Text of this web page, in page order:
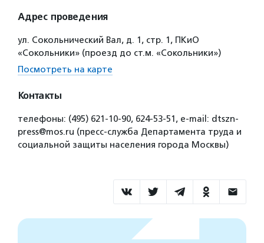
Адрес проведения
ул. Сокольнический Вал, д. 1, стр. 1, ПКиО
«Сокольники» (проезд до ст.м. «Сокольники»)
Посмотреть на карте
Контакты
телефоны: (495) 621-10-90, 624-53-51, е-mail: dtszn-
press@mos.ru (пресс-служба Департамента труда и
социальной защиты населения города Москвы)